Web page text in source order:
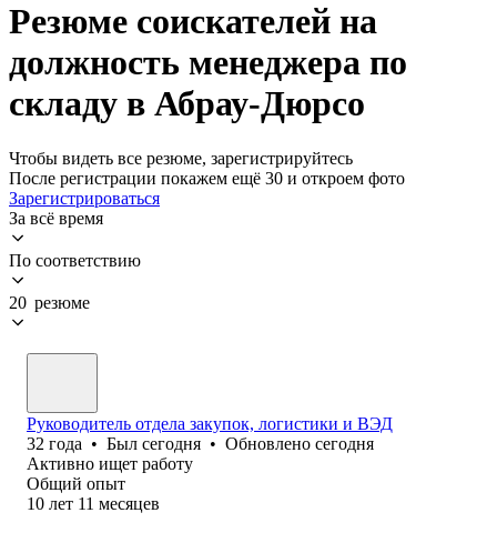
Резюме соискателей на
должность менеджера по
складу в Абрау-Дюрсо
Чтобы видеть все резюме, зарегистрируйтесь
После регистрации покажем ещё 30 и откроем фото
Зарегистрироваться
За всё время
По соответствию
20 резюме
Руководитель отдела закупок, логистики и ВЭД
32 года • Был сегодня • Обновлено сегодня
Активно ищет работу
Общий опыт
10 лет 11 месяцев